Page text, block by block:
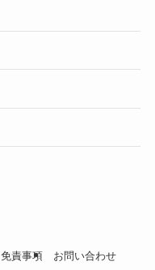
免責事項 お問い合わせ